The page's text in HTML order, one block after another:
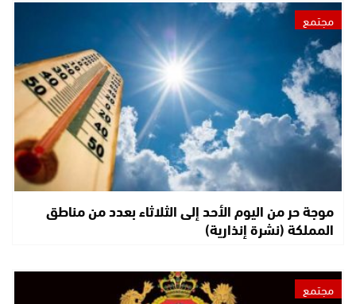
مجتمع
موجة حر من اليوم الأحد إلى الثلاثاء بعدد من مناطق
المملكة (نشرة إنذارية)
مجتمع